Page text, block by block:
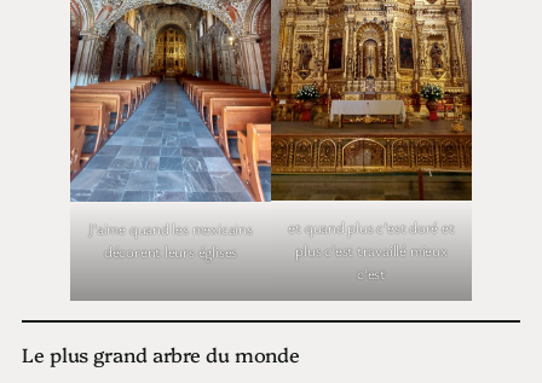
J’aime quand les mexicains
décorent leurs églises
et quand plus c’est doré et
plus c’est travaillé mieux
c’est
Le plus grand arbre du monde